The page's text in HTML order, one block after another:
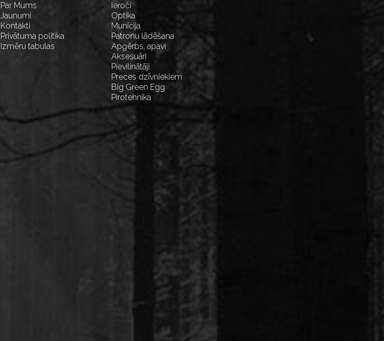
Par Mums
Jaunumi
Kontakti
Privātuma politika
Izmēru tabulas
Ieroči
Optika
Munīcija
Patronu lādēšana
Apģērbs, apavi
Aksesuāri
Pievilinātāji
Preces dzīvniekiem
Big Green Egg
Pirotehnika